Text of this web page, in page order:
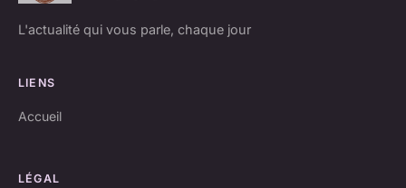
L'actualité qui vous parle, chaque jour
LIENS
Accueil
LÉGAL